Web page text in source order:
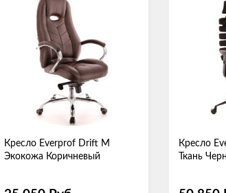
Кресло Everprof Drift M
Экокожа Коричневый
Кресло
Ткань